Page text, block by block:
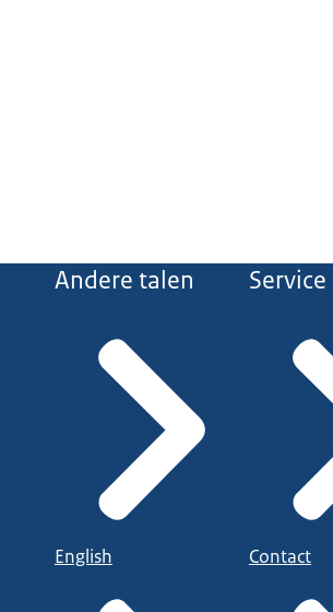
Andere talen
English
Service
Contact